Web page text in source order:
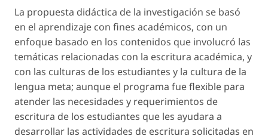
La propuesta didáctica de la investigación se basó
en el aprendizaje con fines académicos, con un
enfoque basado en los contenidos que involucró las
temáticas relacionadas con la escritura académica, y
con las culturas de los estudiantes y la cultura de la
lengua meta; aunque el programa fue flexible para
atender las necesidades y requerimientos de
escritura de los estudiantes que les ayudara a
desarrollar las actividades de escritura solicitadas en